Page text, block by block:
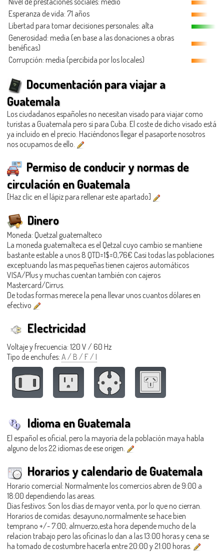
Esperanza de vida: 71 años
Libertad para tomar decisiones personales: alta
Generosidad: media (en base a las donaciones a obras
benéficas)
Corrupción: media (percibida por los locales)
Documentación para viajar a
Guatemala
Los ciudadanos españoles no necesitan visado para viajar como
turistas a Guatemala pero sí para Cuba. El coste de dicho visado está
ya incluido en el precio. Haciéndonos llegar el pasaporte nosotros
nos ocupamos de ello.
Permiso de conducir y normas de
circulación en Guatemala
[Haz clic en el lápiz para rellenar este apartado]
Dinero
Moneda: Quetzal guatemalteco
La moneda guatemalteca es el Qetzal cuyo cambio se mantiene
bastante estable a unos 8 QTD=1$=0,76€ Casi todas las poblaciones
exceptuando las mas pequeñas tienen cajeros automáticos
VISA/Plus y muchas cuentan también con cajeros
Mastercard/Cirrus.
De todas formas merece la pena llevar unos cuantos dólares en
efectivo
Electricidad
Voltaje y frecuencia: 120 V / 60 Hz
Tipo de enchufes: A / B / F / I
Idioma en Guatemala
El español es oficial, pero la mayoría de la población maya habla
alguno de los 22 idiomas de ese origen.
Horarios y calendario de Guatemala
Horario comercial: Normalmente los comercios abren de 9:00 a
18:00 dependiendo las areas.
Dias festivos: Son los días de mayor venta, por lo que no cierran.
Horarios de comidas: desayuno,normalmente se hace bien
temprano +/- 7:00; almuerzo,esta hora depende mucho de la
relacion trabajo pero las oficinas lo dan a las 13:00 horas y cena se
ha tomado de costumbre hacerla entre 20:00 y 21:00 horas.